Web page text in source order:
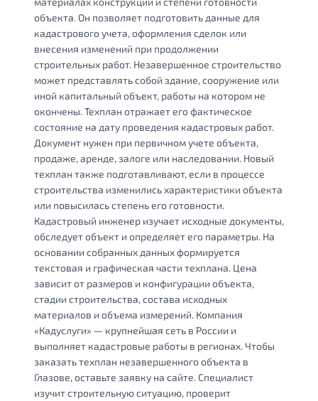
объекта. Он позволяет подготовить данные для
кадастрового учета, оформления сделок или
внесения изменений при продолжении
строительных работ. Незавершенное строительство
может представлять собой здание, сооружение или
иной капитальный объект, работы на котором не
окончены. Техплан отражает его фактическое
состояние на дату проведения кадастровых работ.
Документ нужен при первичном учете объекта,
продаже, аренде, залоге или наследовании. Новый
техплан также подготавливают, если в процессе
строительства изменились характеристики объекта
или повысилась степень его готовности.
Кадастровый инженер изучает исходные документы,
обследует объект и определяет его параметры. На
основании собранных данных формируется
текстовая и графическая части техплана. Цена
зависит от размеров и конфигурации объекта,
стадии строительства, состава исходных
материалов и объема измерений. Компания
«Кадуслуги» — крупнейшая сеть в России и
выполняет кадастровые работы в регионах. Чтобы
заказать техплан незавершенного объекта в
Глазове, оставьте заявку на сайте. Специалист
изучит строительную ситуацию, проверит